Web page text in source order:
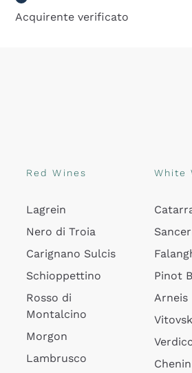
Acquirente verificato
Red Wines
Lagrein
Nero di Troia
Carignano Sulcis
Schioppettino
Rosso di
Montalcino
Morgon
Lambrusco
White
Pinot
Arneis